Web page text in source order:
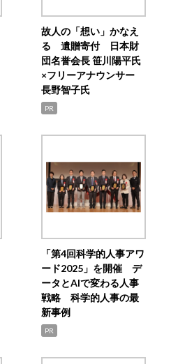
故人の「想い」かなえ
る 遺贈寄付 日本財
団名誉会長 笹川陽平氏
×フリーアナウンサー
長野智子氏
PR
「第4回科学的人事アワ
ード2025」を開催 デ
ータとAIで変わる人事
戦略 科学的人事の最
新事例
PR